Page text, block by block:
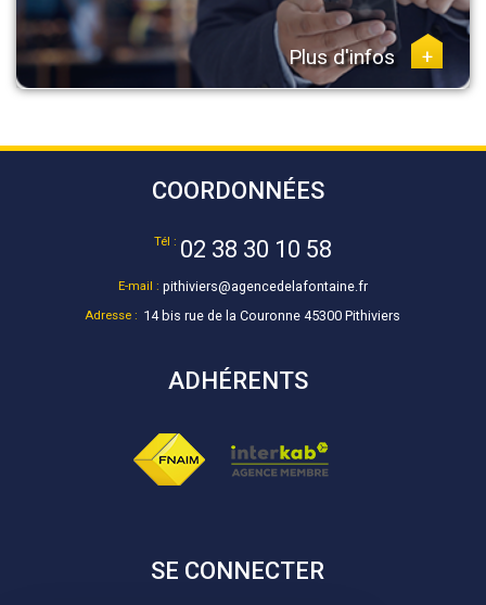
Plus d'infos +
COORDONNÉES
Tél : 02 38 30 10 58
E-mail : pithiviers@agencedelafontaine.fr
Adresse : 14 bis rue de la Couronne 45300 Pithiviers
ADHÉRENTS
SE CONNECTER